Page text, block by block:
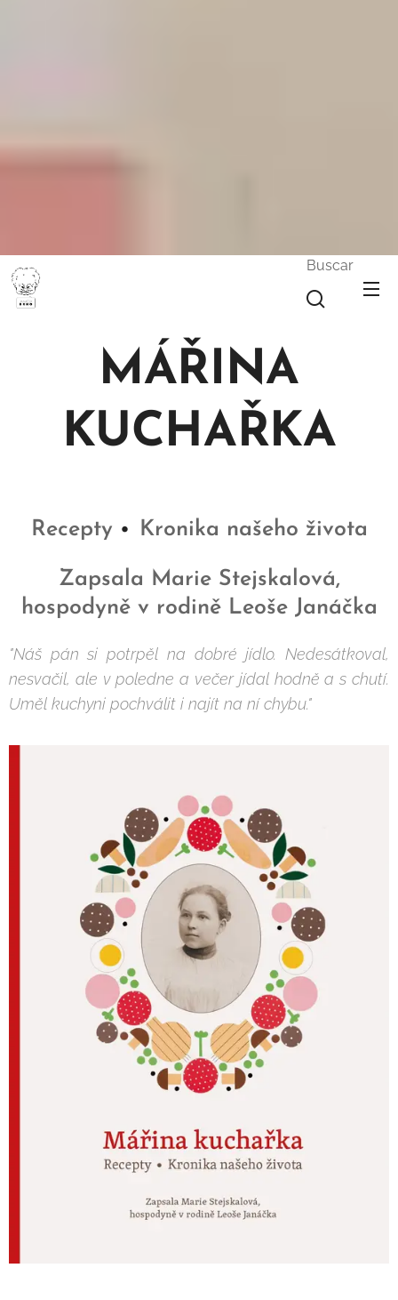
Buscar
MÁŘINA
KUCHAŘKA
Recepty • Kronika našeho života
Zapsala Marie Stejskalová,
hospodyně v rodině Leoše Janáčka
"Náš pán si potrpěl na dobré jídlo. Nedesátkoval,
nesvačil, ale v poledne a večer jídal hodně a s chutí.
Uměl kuchyni pochválit i najít na ní chybu."